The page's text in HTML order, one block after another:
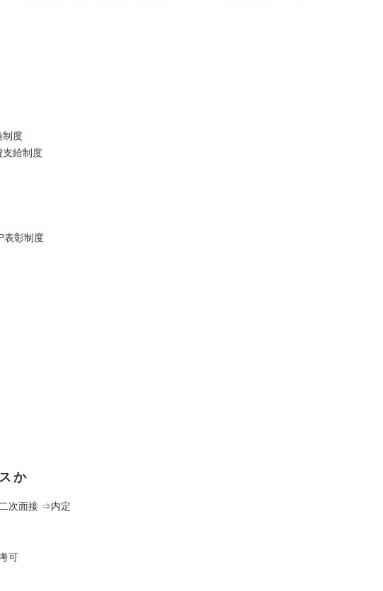
制度
支給制度
表彰制度
か
次面接 ⇒内定
可